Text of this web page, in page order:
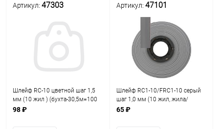
Артикул: 47303
Шлейф RC-10 цветной шаг 1,5
мм (10 жил ) (бухта-30,5м=100
футов) ЦЕНА за 0,5м (кабель
Om 24AWG
98 ₽
Артикул: 47101
Шлейф RC1-10/FRC1-10 серый
шаг 1,0 мм (10 жил, жила/
изоляция - Сu/ PVC ) (цена за
ленточный)
65 ₽